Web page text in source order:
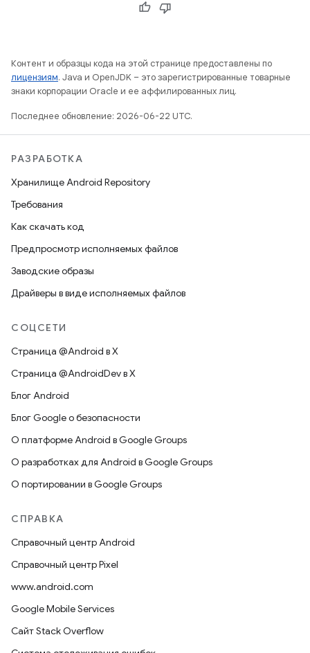
Контент и образцы кода на этой странице предоставлены по
лицензиям. Java и OpenJDK – это зарегистрированные товарные
знаки корпорации Oracle и ее аффилированных лиц.
Последнее обновление: 2026-06-22 UTC.
РАЗРАБОТКА
Хранилище Android Repository
Требования
Как скачать код
Предпросмотр исполняемых файлов
Заводские образы
Драйверы в виде исполняемых файлов
СОЦСЕТИ
Страница @Android в X
Страница @AndroidDev в X
Блог Android
Блог Google о безопасности
О платформе Android в Google Groups
О разработках для Android в Google Groups
О портировании в Google Groups
СПРАВКА
Справочный центр Android
Справочный центр Pixel
www.android.com
Google Mobile Services
Сайт Stack Overflow